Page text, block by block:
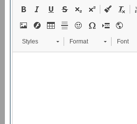
Styles Format Font